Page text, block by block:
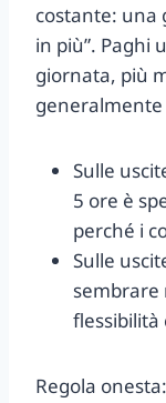
costante: una
in più”. Paghi
giornata, più
generalmente
Sulle
5 ore è
perché i
Sulle
sembrare
flessibilità
Regola